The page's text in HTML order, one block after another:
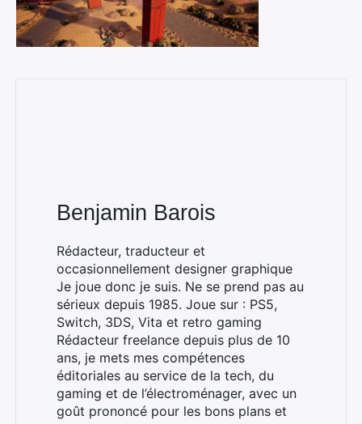
Benjamin Barois
Rédacteur, traducteur et
occasionnellement designer graphique
Je joue donc je suis. Ne se prend pas au
sérieux depuis 1985. Joue sur : PS5,
Switch, 3DS, Vita et retro gaming
Rédacteur freelance depuis plus de 10
ans, je mets mes compétences
éditoriales au service de la tech, du
gaming et de l’électroménager, avec un
goût prononcé pour les bons plans et